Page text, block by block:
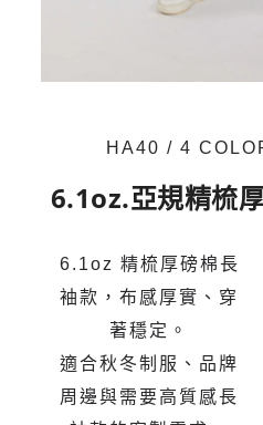
HA40 / 4
6.1oz.亞規精梳
6.1oz 精梳厚磅棉長
袖款，布感厚實、穿
著穩定。
適合秋冬制服、品牌
周邊與需要高質感長